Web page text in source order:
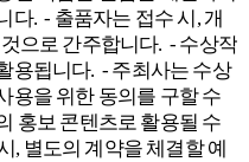
다. - 출품자는 접수 시, 개
으로 간주합니다. - 수상작
용됩니다. - 주최사는 수상
용을 위한 동의를 구할 수
홍보 콘텐츠로 활용될 수
, 별도의 계약을 체결할 예